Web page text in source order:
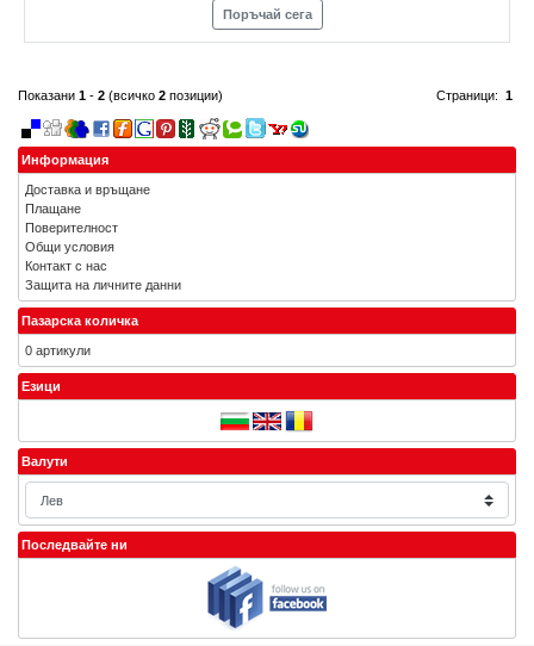
Поръчай сега
Страници: 1
Показани 1 - 2 (всичко 2 позиции)
Информация
Доставка и връщане
Плащане
Поверителност
Общи условия
Контакт с нас
Защита на личните данни
Пазарска количка
0 артикули
Езици
Валути
Последвайте ни